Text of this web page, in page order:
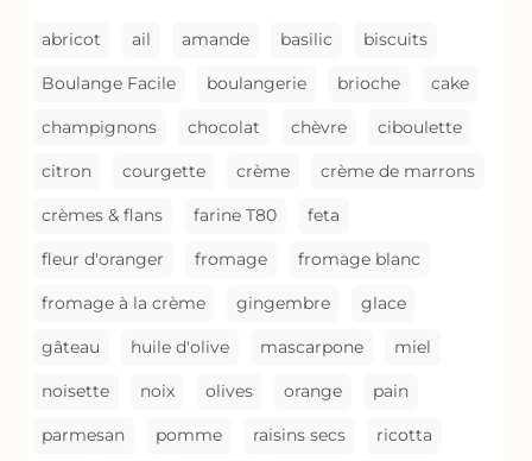
abricot ail amande basilic biscuits
Boulange Facile boulangerie brioche cake
champignons chocolat chèvre ciboulette
citron courgette crème crème de marrons
crèmes & flans farine T80 feta
fleur d'oranger fromage fromage blanc
fromage à la crème gingembre glace
gâteau huile d'olive mascarpone miel
noisette noix olives orange pain
parmesan pomme raisins secs ricotta